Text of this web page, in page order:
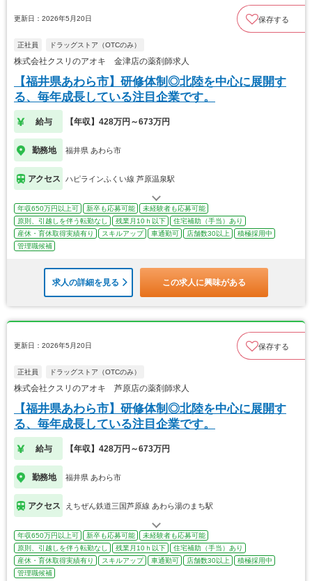
更新日：2026年5月20日 保存する
正社員 ドラッグストア（OTCのみ）
株式会社クスリのアオキ 金津店の薬剤師求人
【福井県あわら市】研修体制◎北陸を中心に展開す
る、毎年成長している注目企業です。
給与 【年収】428万円～673万円
勤務地 福井県 あわら市
アクセス ハピラインふくい線 芦原温泉駅
年収650万円以上可 新卒も応募可能
未経験者も応募可能
原則、引越しを伴う転勤なし
残業月10ｈ以下
住宅補助（手当）あり
産休・育休取得実績有り
スキルアップ 車通勤可 店舗数30以上
積極採用中
管理職候補
求人の詳細を見る この求人に興味がある
更新日：2026年5月20日 保存する
正社員 ドラッグストア（OTCのみ）
株式会社クスリのアオキ 芦原店の薬剤師求人
【福井県あわら市】研修体制◎北陸を中心に展開す
る、毎年成長している注目企業です。
給与 【年収】428万円～673万円
勤務地 福井県 あわら市
アクセス えちぜん鉄道三国芦原線 あわら湯のまち駅
年収650万円以上可 新卒も応募可能
未経験者も応募可能
原則、引越しを伴う転勤なし
残業月10ｈ以下
住宅補助（手当）あり
産休・育休取得実績有り
スキルアップ 車通勤可 店舗数30以上
積極採用中
管理職候補